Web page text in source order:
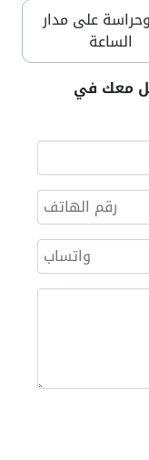
على مدار
الساعة
معك في